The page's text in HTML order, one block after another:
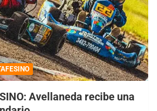
Avellaneda recibe una